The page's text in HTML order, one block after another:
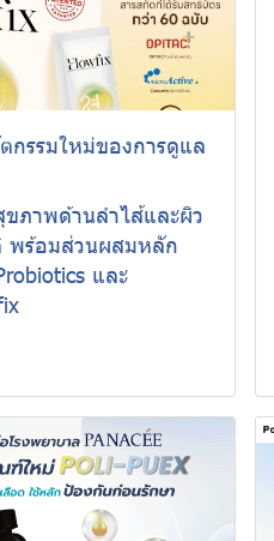
กรรมใหม่ของการดูแล
ภาพด้านลำไส้และผิว
ร้อมส่วนผสมหลัก
และ